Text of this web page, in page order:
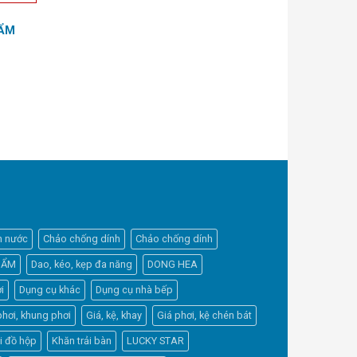
nước Chảo chống dính Chảo chống dính
Dao, kéo, kẹp đa năng DONG HEA
Dụng cụ khác Dụng cụ nhà bếp
khung phơi Giá, kệ, khay Giá phơi, kệ chén bát
đồ hộp Khăn trải bàn LUCKY STAR
Elfsight
Typically replies within a day